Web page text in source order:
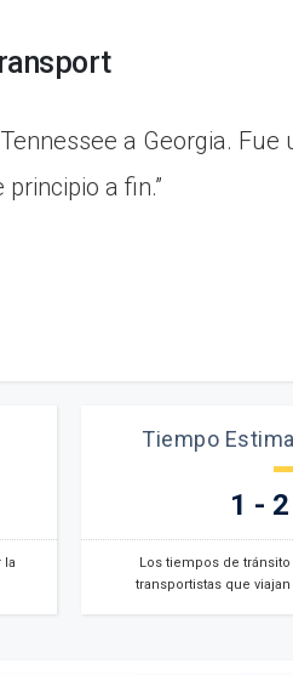
a Georgia. Fue
a fin.”
la
Tiempo
1 -
Los tiempos de
transportistas que